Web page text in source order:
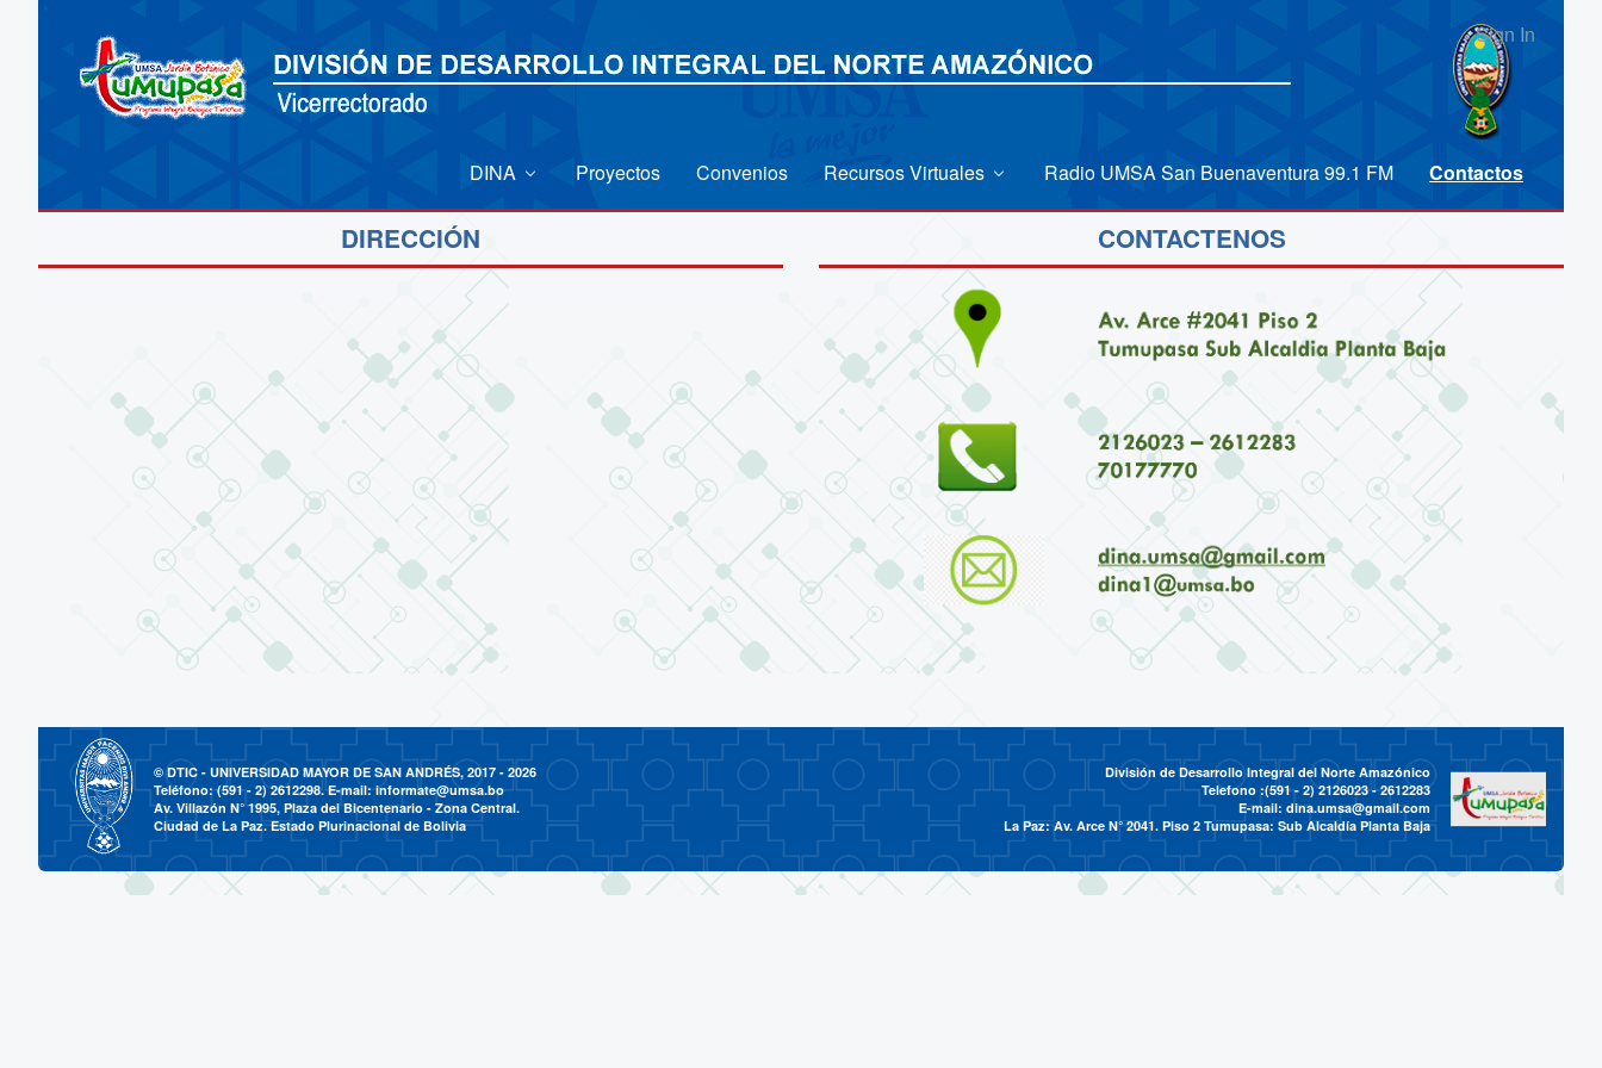
Sign In
DINA Proyectos Convenios Recursos Virtuales Radio UMSA San Buenaventura 99.1 FM Contactos
DIRECCIÓN CONTACTENOS
© DTIC - UNIVERSIDAD MAYOR DE SAN ANDRÉS, 2017 - 2026
Teléfono: (591 - 2) 2612298. E-mail:informate@umsa.bo
Av. Villazón N° 1995, Plaza del Bicentenario - Zona Central.
Ciudad de La Paz. Estado Plurinacional de Bolivia
División de Desarrollo Integral del Norte Amazónico
Telefono :(591 - 2)2126023 - 2612283
E-mail: dina.umsa@gmail.com
La Paz: Av. Arce N° 2041. Piso 2 Tumupasa: Sub Alcaldía Planta Baja